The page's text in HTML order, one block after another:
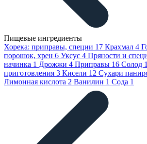
Пищевые ингредиенты
Хорека: приправы, специи 17 Крахмал 4
порошок, хрен 6 Уксус 4 Пряности и
начинка 1 Дрожжи 4 Приправы 16 Солод 1
приготовления 3 Кисели 12 Сухари
Лимонная кислота 2 Ванилин 1 Сода 1